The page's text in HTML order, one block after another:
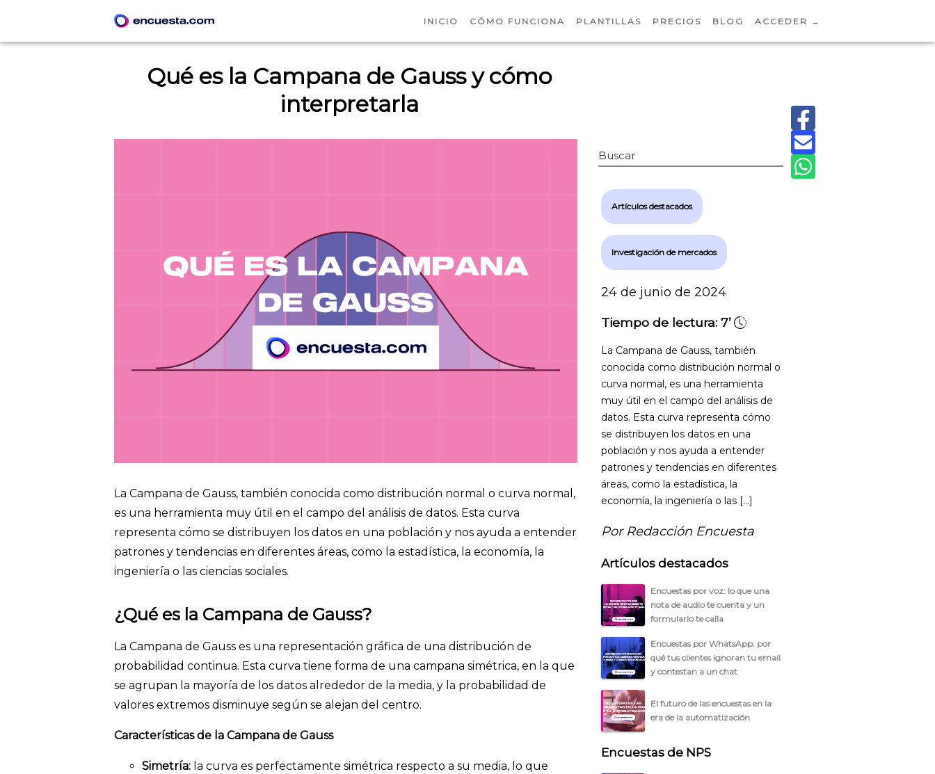
INICIO CÓMO FUNCIONA PLANTILLAS PRECIOS BLOG ACCEDER →
Qué es la Campana de Gauss y cómo
interpretarla
Buscar
La Campana de Gauss, también conocida como distribución normal o curva normal,
es una herramienta muy útil en el campo del análisis de datos. Esta curva
representa cómo se distribuyen los datos en una población y nos ayuda a entender
patrones y tendencias en diferentes áreas, como la estadística, la economía, la
ingeniería o las ciencias sociales.
¿Qué es la Campana de Gauss?
La Campana de Gauss es una representación gráfica de una distribución de
probabilidad continua. Esta curva tiene forma de una campana simétrica, en la que
se agrupan la mayoría de los datos alrededor de la media, y la probabilidad de
valores extremos disminuye según se alejan del centro.
Características de la Campana de Gauss
Simetría: la curva es perfectamente simétrica respecto a su media, lo que
Artículos destacados
Investigación de mercados
24 de junio de 2024
Tiempo de lectura:7’
La Campana de Gauss, también
conocida como distribución normal o
curva normal, es una herramienta
muy útil en el campo del análisis de
datos. Esta curva representa cómo
se distribuyen los datos en una
población y nos ayuda a entender
patrones y tendencias en diferentes
áreas, como la estadística, la
economía, la ingeniería o las […]
Por Redacción Encuesta
Artículos destacados
Encuestas por voz: lo que una
nota de audio te cuenta y un
formulario te calla
Encuestas por WhatsApp: por
qué tus clientes ignoran tu email
y contestan a un chat
El futuro de las encuestas en la
era de la automatización
Encuestas de NPS